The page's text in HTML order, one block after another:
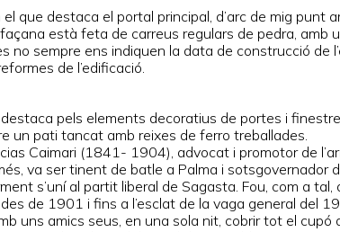
que destaca el portal principal, d’arc de mig punt
està feta de carreus regulars de pedra, amb
no sempre ens indiquen la data de construcció de
de l’edificació.
pels elements decoratius de portes i
un pati tancat amb reixes de ferro treballades.
Caimari (1841- 1904), advocat i promotor de
va ser tinent de batle a Palma i sotsgovernador
s’uní al partit liberal de Sagasta. Fou, com a
de 1901 i fins a l’esclat de la vaga general del
uns amics seus, en una sola nit, cobrir tot el cupó